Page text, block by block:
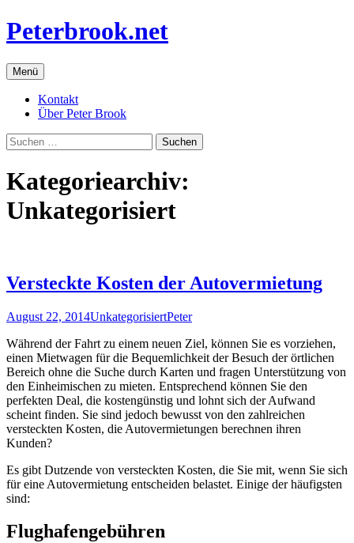
Zum
Inhalt
Peterbrook.net
Menü
Kontakt
Über Peter Brook
Suchen
nach:
Kategoriearchiv:
Unkategorisiert
Versteckte Kosten der Autovermietung
August 22, 2014UnkategorisiertPeter
Während der Fahrt zu einem neuen Ziel, können Sie es vorziehen,
einen Mietwagen für die Bequemlichkeit der Besuch der örtlichen
Bereich ohne die Suche durch Karten und fragen Unterstützung von
den Einheimischen zu mieten. Entsprechend können Sie den
perfekten Deal, die kostengünstig und lohnt sich der Aufwand
scheint finden. Sie sind jedoch bewusst von den zahlreichen
versteckten Kosten, die Autovermietungen berechnen ihren
Kunden?
Es gibt Dutzende von versteckten Kosten, die Sie mit, wenn Sie sich
für eine Autovermietung entscheiden belastet. Einige der häufigsten
sind:
Flughafengebühren